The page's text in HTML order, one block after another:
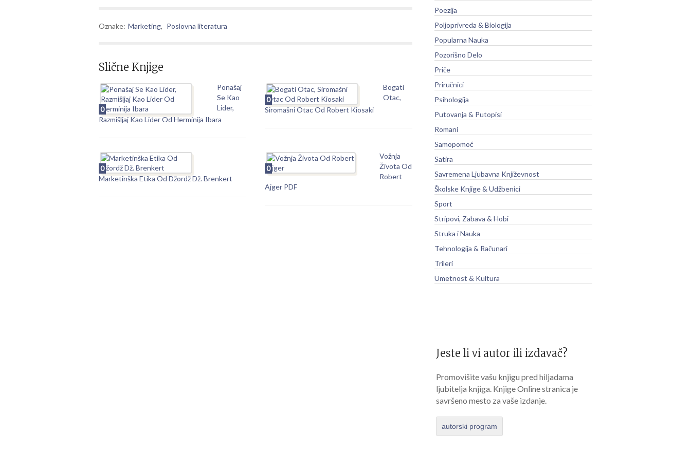
Oznake: Marketing, Poslovna literatura
Slične Knjige
0
Ponašaj
Se Kao
Lider,
Razmišljaj Kao Lider Od Herminija Ibara
0
Bogati
Otac,
Siromašni Otac Od Robert Kiosaki
0
Marketinška Etika Od Džordž Dž. Brenkert
0
Vožnja
Života Od
Robert
Ajger PDF
Poezija
Poljoprivreda & Biologija
Popularna Nauka
Pozorišno Delo
Priče
Priručnici
Psihologija
Putovanja & Putopisi
Romani
Samopomoć
Satira
Savremena Ljubavna Književnost
Školske Knjige & Udžbenici
Sport
Stripovi, Zabava & Hobi
Struka i Nauka
Tehnologija & Računari
Trileri
Umetnost & Kultura
Jeste li vi autor ili izdavač?
Promovišite vašu knjigu pred hiljadama
ljubitelja knjiga. Knjige Online stranica je
savršeno mesto za vaše izdanje.
autorski program